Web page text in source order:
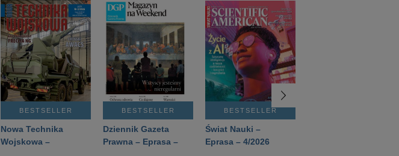
BESTSELLER
Nowa Technika
Wojskowa –
BESTSELLER
Dziennik Gazeta
Prawna – Eprasa –
BESTSELLER
Świat Nauki –
Eprasa – 4/2026